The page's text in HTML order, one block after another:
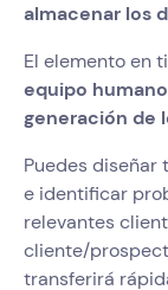
almacenar los
El elemento en
equipo
generación de
Puedes diseñar
e identificar
relevantes
cliente/
transferirá